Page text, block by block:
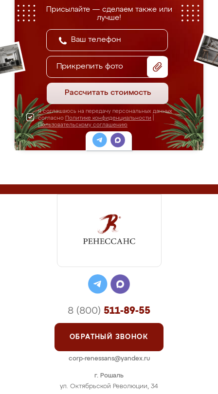
Присылайте — сделаем также или
лучше!
Прикрепить фото
Рассчитать стоимость
Я соглашаюсь на передачу персональных данных
согласно Политике конфиденциальности
Пользовательскому соглашению
г. Рошаль
ул. Октябрьской Революции, 34
8 (800) 511-89-55
ОБРАТНЫЙ ЗВОНОК
corp-renessans@yandex.ru